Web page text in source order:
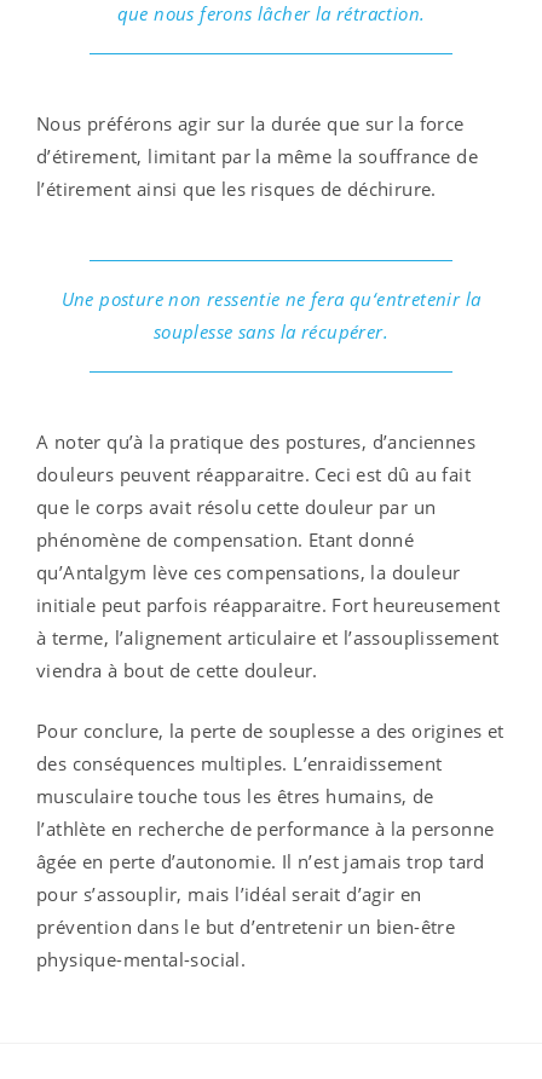
que nous ferons lâcher la rétraction.
Nous préférons agir sur la durée que sur la force
d’étirement, limitant par la même la souffrance de
l’étirement ainsi que les risques de déchirure.
Une posture non ressentie ne fera qu‘entretenir la
souplesse sans la récupérer.
A noter qu’à la pratique des postures, d’anciennes
douleurs peuvent réapparaitre. Ceci est dû au fait
que le corps avait résolu cette douleur par un
phénomène de compensation. Etant donné
qu’Antalgym lève ces compensations, la douleur
initiale peut parfois réapparaitre. Fort heureusement
à terme, l’alignement articulaire et l’assouplissement
viendra à bout de cette douleur.
Pour conclure, la perte de souplesse a des origines et
des conséquences multiples. L’enraidissement
musculaire touche tous les êtres humains, de
l’athlète en recherche de performance à la personne
âgée en perte d’autonomie. Il n’est jamais trop tard
pour s’assouplir, mais l’idéal serait d’agir en
prévention dans le but d’entretenir un bien-être
physique-mental-social.